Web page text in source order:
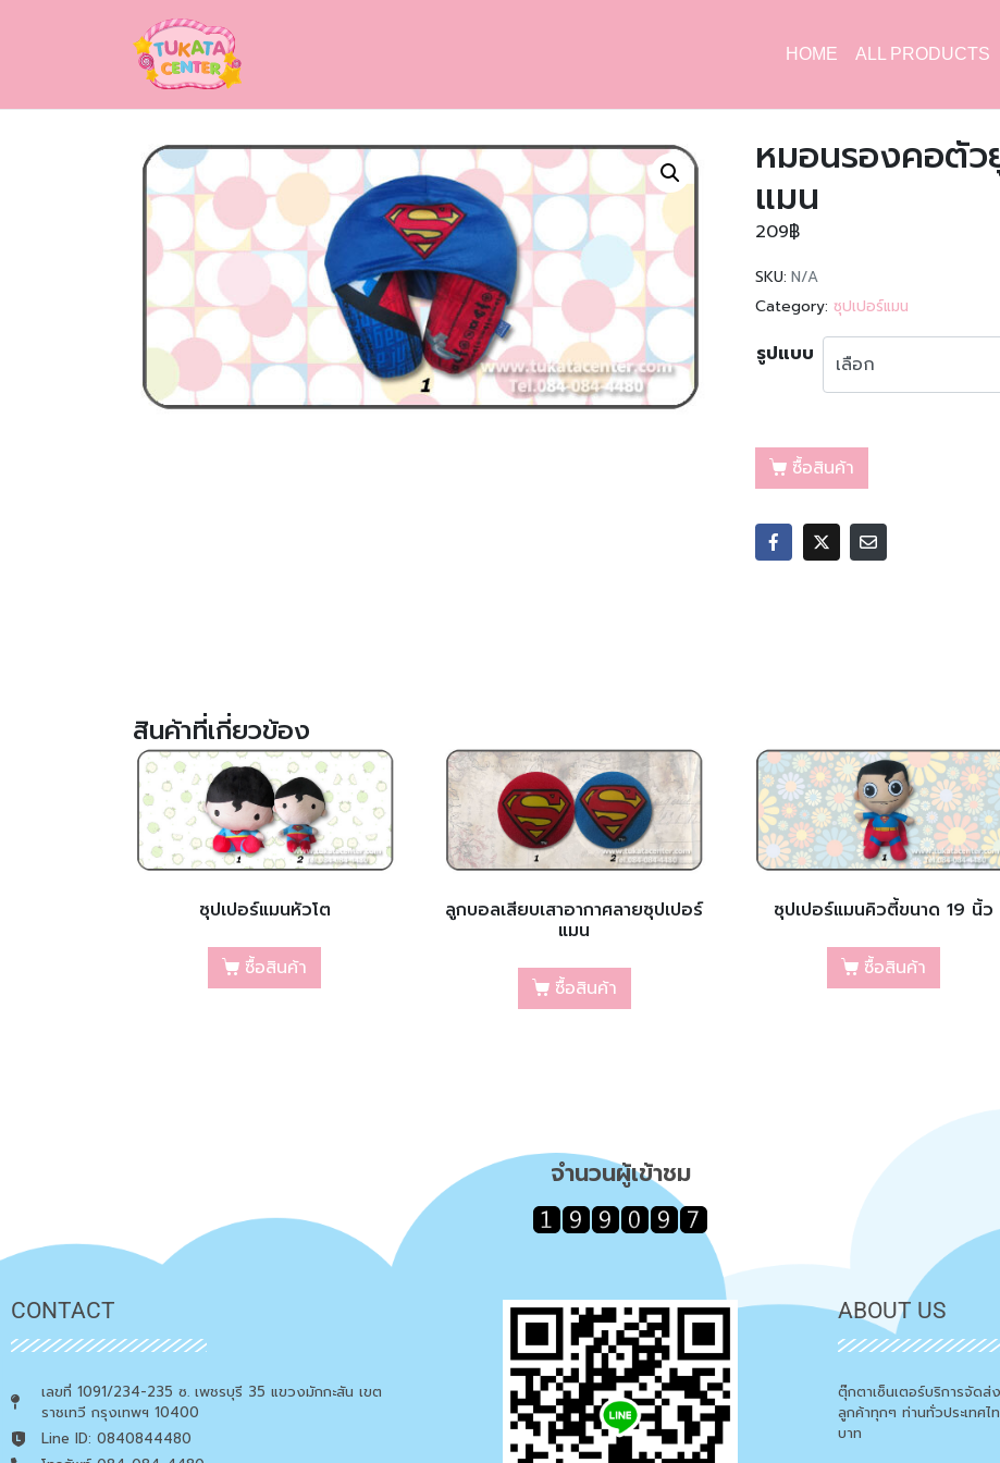
HOME ALL PRODUCTS
หมอนรองคอตั
แมน
209฿
SKU: N/A
Category: ซุปเปอร์แมน
รูปแบบ
ซื้อสินค้า
สินค้าที่เกี่ยวข้อง
ซุปเปอร์แมนหัวโต
ซื้อสินค้า
ลูกบอลเสียบเสาอากาศลายซุปเปอร์
แมน
ซื้อสินค้า
ซุปเปอร์แมนคิวตี้ขนาด 19 นิ้ว
ซื้อสินค้า
จำนวนผู้เข้าชม
CONTACT
เลขที่ 1091/234-235 ซ. เพชรบุรี 35 แขวงมักกะสัน เขต
ราชเทวี กรุงเทพฯ 10400
Line ID: 0840844480
ABOUT US
ตุ๊กตาเซ็นเตอร์บริการจัด
ลูกค้าทุกๆ ท่านทั่วประเทศ
บาท